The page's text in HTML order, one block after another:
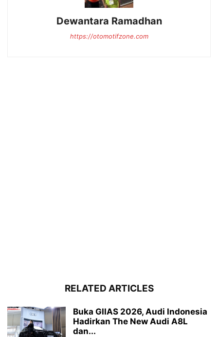
Dewantara Ramadhan
https://otomotifzone.com
RELATED ARTICLES
Buka GIIAS 2026, Audi Indonesia
Hadirkan The New Audi A8L
dan...